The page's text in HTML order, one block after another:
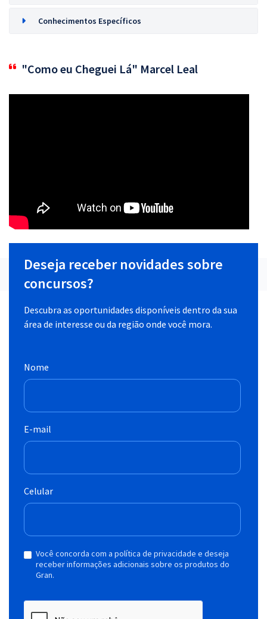
Conhecimentos Específicos
"Como eu Cheguei Lá" Marcel Leal
Deseja receber novidades sobre
concursos?
Descubra as oportunidades disponíveis dentro da sua
área de interesse ou da região onde você mora.
Nome
E-mail
Celular
Você concorda com a política de privacidade e deseja
receber informações adicionais sobre os produtos do
Gran.